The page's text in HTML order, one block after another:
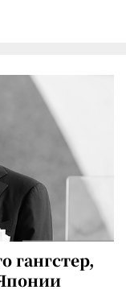
гангстер,